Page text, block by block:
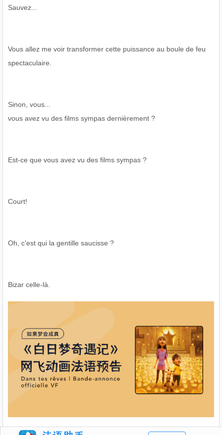
Sauvez...
Vous allez me voir transformer cette puissance au boule de feu
spectaculaire.
Sinon, vous...
vous avez vu des films sympas dernièrement ?
Est-ce que vous avez vu des films sympas ?
Court!
Oh, c'est qui la gentille saucisse ?
Bizar celle-là.